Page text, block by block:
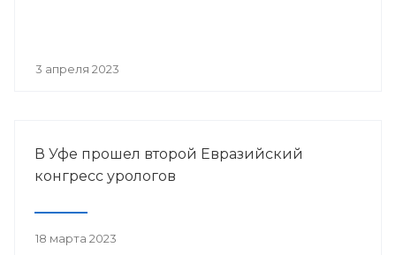
3 апреля 2023
В Уфе прошел второй Евразийский
конгресс урологов
18 марта 2023